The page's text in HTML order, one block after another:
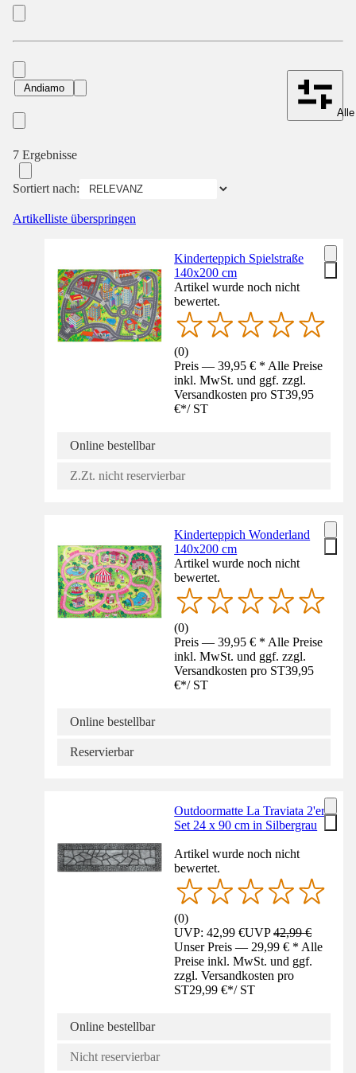
Andiamo
7 Ergebnisse
Sortiert nach:
Artikelliste überspringen
Kinderteppich Spielstraße
140x200 cm
Artikel wurde noch nicht
bewertet.
(0)
Preis — 39,95 € * Alle Preise
inkl. MwSt. und ggf. zzgl.
Versandkosten pro ST39,95
€*/ ST
Online bestellbar
Z.Zt. nicht reservierbar
Kinderteppich Wonderland
140x200 cm
Artikel wurde noch nicht
bewertet.
(0)
Preis — 39,95 € * Alle Preise
inkl. MwSt. und ggf. zzgl.
Versandkosten pro ST39,95
€*/ ST
Online bestellbar
Reservierbar
Outdoormatte La Traviata 2'er
Set 24 x 90 cm in Silbergrau
Artikel wurde noch nicht
bewertet.
(0)
UVP: 42,99 €UVP42,99 €
Unser Preis — 29,99 € * Alle
Preise inkl. MwSt. und ggf.
zzgl. Versandkosten pro
ST29,99 €*/ ST
Online bestellbar
Nicht reservierbar